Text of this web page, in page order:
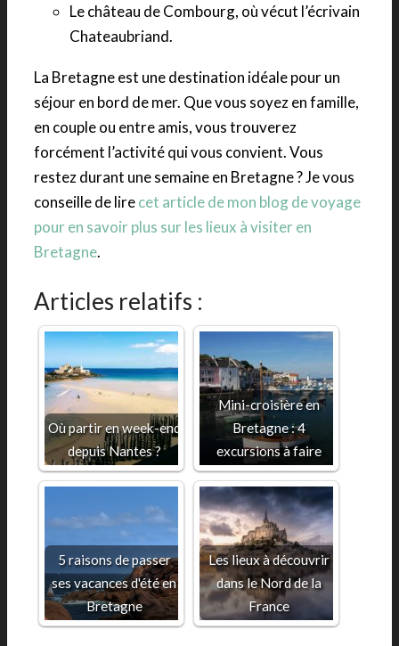
Le château de Combourg, où vécut l’écrivain
Chateaubriand.
La Bretagne est une destination idéale pour un
séjour en bord de mer. Que vous soyez en famille,
en couple ou entre amis, vous trouverez
forcément l’activité qui vous convient. Vous
restez durant une semaine en Bretagne ? Je vous
conseille de lirecet article de mon blog de voyage
pour en savoir plus sur les lieux à visiter en
Bretagne.
Articles relatifs :
Où partir en week-end
depuis Nantes ?
Mini-croisière en
Bretagne : 4
excursions à faire
5 raisons de passer
ses vacances d'été en
Bretagne
Les lieux à découvrir
dans le Nord de la
France